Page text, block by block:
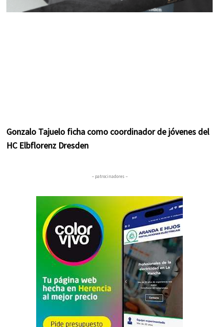
Gonzalo Tajuelo ficha como coordinador de jóvenes del
HC Elbflorenz Dresden
– patrocinadores –